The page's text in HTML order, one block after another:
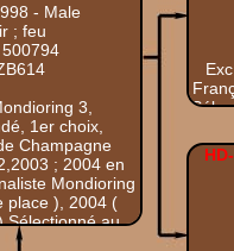
- Male
; feu
3,
1er choix,
Champagne
; 2004 en
Mondioring
place ), 2004 (
Sélectionné au
du monde